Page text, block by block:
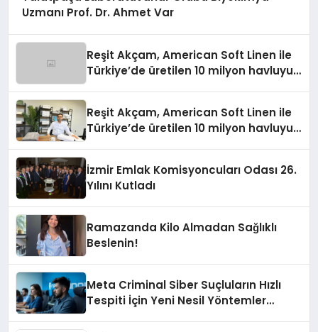
Uzmanı Prof. Dr. Ahmet Var
Reşit Akçam, American Soft Linen ile
Türkiye’de üretilen 10 milyon havluyu
Reşit Akçam, American Soft Linen ile
Türkiye’de üretilen 10 milyon havluyu
İzmir Emlak Komisyoncuları Odası 26.
Yılını Kutladı
Ramazanda Kilo Almadan Sağlıklı
Beslenin!
Meta Criminal Siber Suçluların Hızlı
Tespiti İçin Yeni Nesil Yöntemler